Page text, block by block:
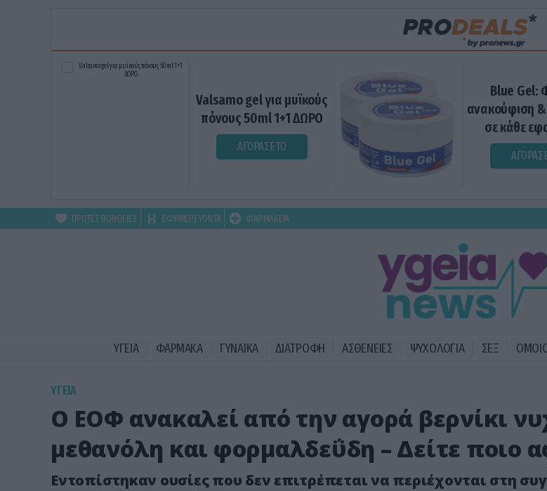
Valsamo gel για μυϊκούς
πόνους 50ml 1+1 ΔΩΡΟ
ΑΓΟΡΑΣΕ ΤΟ
Blue Gel:
ανακούφιση
σε κάθε
ΠΡΩΤΕΣ ΒΟΗΘΕΙΕΣ ΕΦΗΜΕΡΕΥΟΝΤΑ ΦΑΡΜΑΚΕΙΑ
ΥΓΕΙΑ ΦΑΡΜΑΚΑ ΓΥΝΑΙΚΑ ΔΙΑΤΡΟΦΗ ΑΣΘΕΝΕΙΕΣ ΨΥΧΟΛΟΓΙΑ ΣΕΞ
ΥΓΕΙΑ
Ο ΕΟΦ ανακαλεί από την αγορά βερνίκι
μεθανόλη και φορμαλδεΰδη – Δείτε ποιο
Εντοπίστηκαν ουσίες που δεν επιτρέπεται να περιέχονται στη